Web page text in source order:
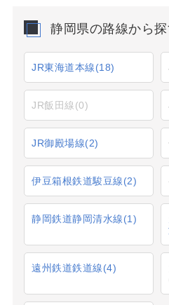
静岡県の路線から
JR東海道本線(18)
JR飯田線(0)
JR御殿場線(2)
伊豆箱根鉄道駿豆線(2)
静岡鉄道静岡清水線(1)
遠州鉄道鉄道線(4)